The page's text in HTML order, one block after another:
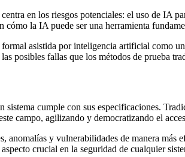
en los riesgos potenciales: el uso de IA
la IA puede ser una herramienta
asistida por inteligencia artificial como
posibles fallas que los métodos de prueba
cumple con sus especificaciones.
campo, agilizando y democratizando el
y vulnerabilidades de manera más
crucial en la seguridad de cualquier